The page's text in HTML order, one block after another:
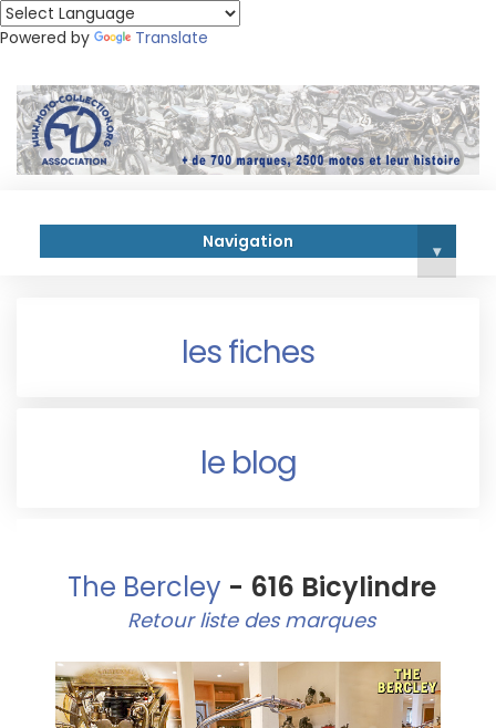
Powered by Translate
Navigation ▾
les fiches
le blog
The Bercley - 616 Bicylindre
Retour liste des marques